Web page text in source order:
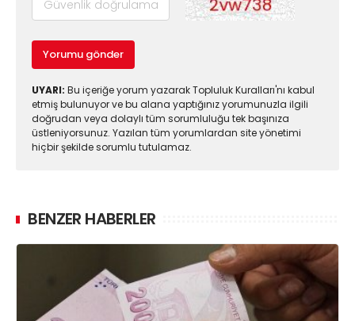
Yorumu gönder
UYARI: Bu içeriğe yorum yazarak Topluluk Kuralları'nı kabul
etmiş bulunuyor ve bu alana yaptığınız yorumunuzla ilgili
doğrudan veya dolaylı tüm sorumluluğu tek başınıza
üstleniyorsunuz. Yazılan tüm yorumlardan site yönetimi
hiçbir şekilde sorumlu tutulamaz.
BENZER HABERLER